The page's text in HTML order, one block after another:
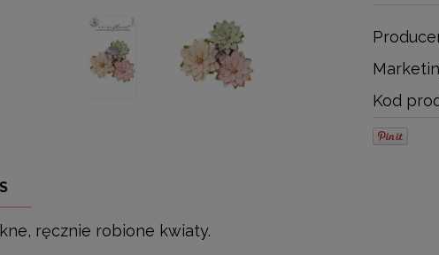
Kod
ręcznie robione kwiaty.